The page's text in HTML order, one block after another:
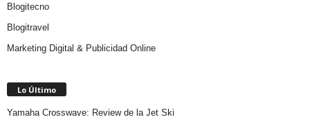
Blogitecno
Blogitravel
Marketing Digital & Publicidad Online
Lo Último
Yamaha Crosswave: Review de la Jet Ski